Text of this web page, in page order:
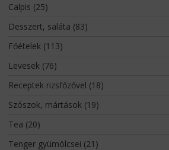
Calpis (25)
Desszert, saláta (83)
Főételek(113)
Levesek(76)
Receptek rizsfőzővel (18)
Szószok, mártások(19)
Tea (20)
Tenger gyümölcsei (21)